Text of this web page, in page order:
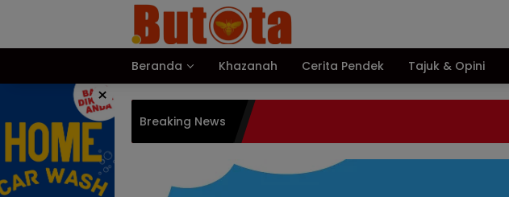
Beranda Khazanah Cerita Pendek Tajuk & Opini
×
Breaking News